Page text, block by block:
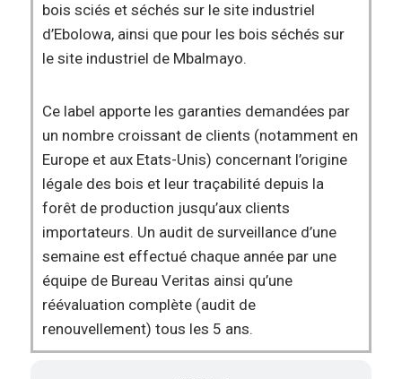
bois sciés et séchés sur le site industriel
d’Ebolowa, ainsi que pour les bois séchés sur
le site industriel de Mbalmayo.
Ce label apporte les garanties demandées par
un nombre croissant de clients (notamment en
Europe et aux Etats-Unis) concernant l’origine
légale des bois et leur traçabilité depuis la
forêt de production jusqu’aux clients
importateurs. Un audit de surveillance d’une
semaine est effectué chaque année par une
équipe de Bureau Veritas ainsi qu’une
réévaluation complète (audit de
renouvellement) tous les 5 ans.